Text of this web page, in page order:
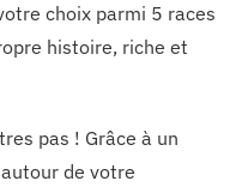
choix parmi 5 races
histoire, riche et
pas ! Grâce à un
de votre